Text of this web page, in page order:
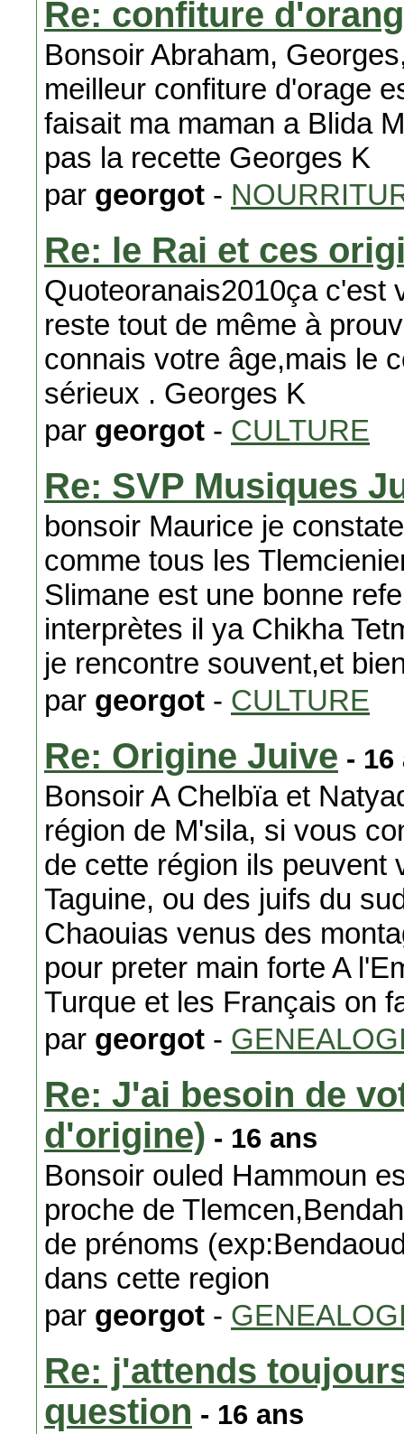
Re: confiture
Bonsoir Abraham,
meilleur confiture d'orage
faisait ma maman a Blida
pas la recette Georges K
par georgot -
Re: le Rai et ces
Quoteoranais2010ça c'est
reste tout de même à
connais votre âge,mais le
sérieux . Georges K
par georgot - CULTURE
Re: SVP Musiques
bonsoir Maurice je
comme tous les
Slimane est une bonne
interprètes il ya Chikha
je rencontre souvent,et
par georgot - CULTURE
Re: Origine Juive - 16
Bonsoir A Chelbïa et
région de M'sila, si vous
de cette région ils peuvent
Taguine, ou des juifs du
Chaouias venus des
pour preter main forte A
Turque et les Français on
par georgot -
Re: J'ai besoin de
d'origine) - 16 ans
Bonsoir ouled Hammoun
proche de
de prénoms
dans cette region
par georgot -
Re: j'attends
question - 16 ans